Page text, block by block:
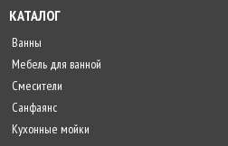
КАТАЛОГ
Ванны
Мебель для ванной
Смесители
Санфаянс
Кухонные мойки